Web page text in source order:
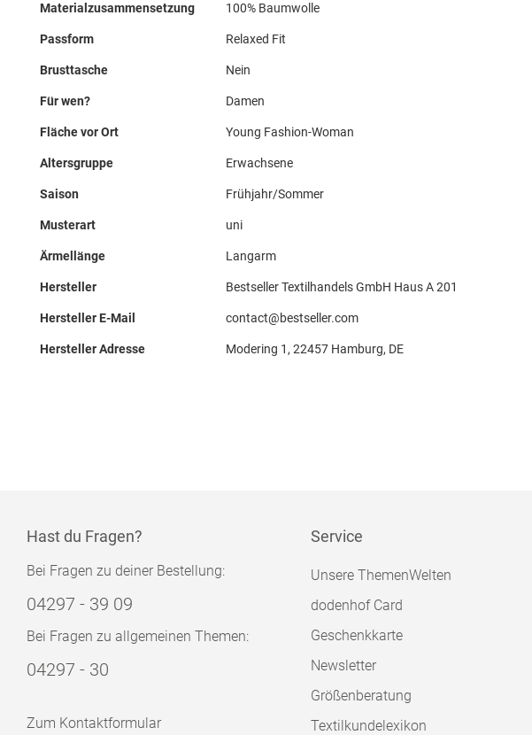
Materialzusammensetzung 100% Baumwolle
Passform Relaxed Fit
Brusttasche Nein
Für wen? Damen
Fläche vor Ort Young Fashion-Woman
Altersgruppe Erwachsene
Saison Frühjahr/Sommer
Musterart uni
Ärmellänge Langarm
Hersteller Bestseller Textilhandels GmbH Haus A 201
Hersteller E-Mail contact@bestseller.com
Hersteller Adresse Modering 1, 22457 Hamburg, DE
Hast du Fragen?
Bei Fragen zu deiner Bestellung:
04297 - 39 09
Bei Fragen zu allgemeinen Themen:
04297 - 30
Zum Kontaktformular
Service
Unsere ThemenWelten
dodenhof Card
Geschenkkarte
Newsletter
Größenberatung
Textilkundelexikon